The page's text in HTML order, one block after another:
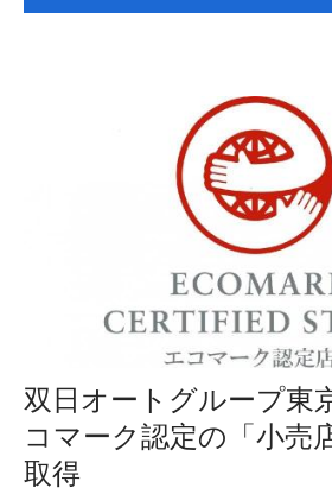
双日オートグループ東
コマーク認定の「小売
取得